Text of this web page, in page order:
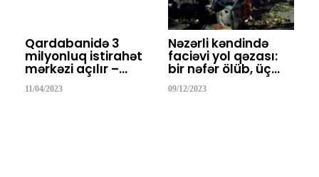
Qardabanidə 3
milyonluq istirahət
mərkəzi açılır –…
11/04/2023
Nəzərli kəndində
faciəvi yol qəzası:
bir nəfər ölüb, üç…
09/12/2023